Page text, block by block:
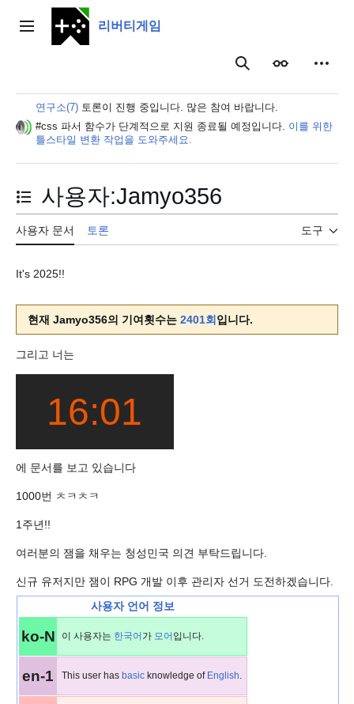
주 메뉴 리버티게임
검색 보이기 개인
연구소(7) 토론이 진행 중입니다. 많은 참여 바랍니다.
#css 파서 함수가 단계적으로 지원 종료될 예정입니다. 이를 위한
틀스타일 변환 작업을 도와주세요.
목차 토글
사용자:Jamyo356
사용자 문서 토론 도구
It's 2025!!
현재 Jamyo356의 기여횟수는 2401회 입니다.
그리고 너는
16:01
에 문서를 보고 있습니다
1000번 ㅊㅋㅊㅋ
1주년!!
여러분의 잼을 채우는 청성민국 의견 부탁드립니다.
신규 유저지만 잼이 RPG 개발 이후 관리자 선거 도전하겠습니다.
사용자 언어 정보
ko-N 이 사용자는 한국어 가 모어 입니다.
en-1 This user has basicknowledge of English.